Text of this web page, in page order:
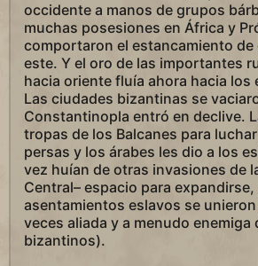
occidente a manos de grupos
muchas posesiones en África y
comportaron el estancamiento de
este. Y el oro de las importantes
hacia oriente fluía ahora hacia los
Las ciudades bizantinas se
Constantinopla entró en declive.
tropas de los Balcanes para
persas y los árabes les dio a los
vez huían de otras invasiones de
Central– espacio para
asentamientos eslavos se unieron
veces aliada y a menudo enemiga
bizantinos).